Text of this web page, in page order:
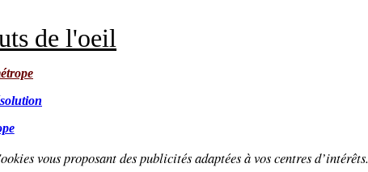
de l'oeil
vous proposantdes publicités adaptées à vos centres d’intérêts.